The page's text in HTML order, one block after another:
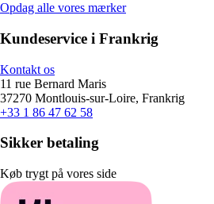
Opdag alle vores mærker
Kundeservice i Frankrig
Kontakt os
11 rue Bernard Maris
37270 Montlouis-sur-Loire, Frankrig
+33 1 86 47 62 58
Sikker betaling
Køb trygt på vores side